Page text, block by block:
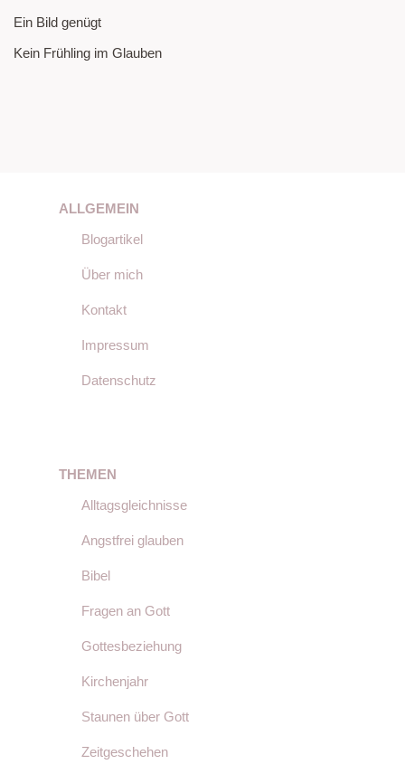
Ein Bild genügt
Kein Frühling im Glauben
ALLGEMEIN
Blogartikel
Über mich
Kontakt
Impressum
Datenschutz
THEMEN
Alltagsgleichnisse
Angstfrei glauben
Bibel
Fragen an Gott
Gottesbeziehung
Kirchenjahr
Staunen über Gott
Zeitgeschehen